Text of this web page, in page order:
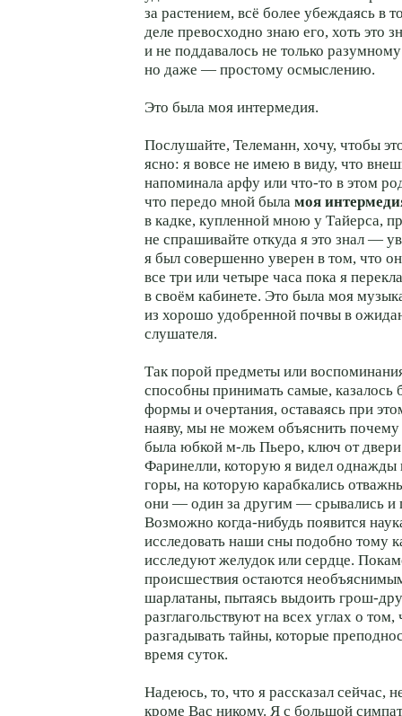
за растением, всё более убеждаясь в
деле превосходно знаю его, хоть это
и не поддавалось не только
но даже — простому осмыслению.
Это была моя интермедия.
Послушайте, Телеманн, хочу, чтобы
ясно: я вовсе не имею в виду, что
напоминала арфу или что-то в этом
что передо мной была моя
в кадке, купленной мною у Тайерса,
не спрашивайте откуда я это знал —
я был совершенно уверен в том, что
все три или четыре часа пока я
в своём кабинете. Это была моя
из хорошо удобренной почвы в
слушателя.
Так порой предметы или
способны принимать самые,
формы и очертания, оставаясь при
наяву, мы не можем объяснить почему
была юбкой м-ль Пьеро, ключ от
Фаринелли, которую я видел
горы, на которую карабкались
они — один за другим — срывались и
Возможно когда-нибудь появится
исследовать наши сны подобно тому
исследуют желудок или сердце.
происшествия остаются
шарлатаны, пытаясь выдоить грош-
разглагольствуют на всех углах о
разгадывать тайны, которые
время суток.
Надеюсь, то, что я рассказал сейчас,
кроме Вас никому. Я с большой